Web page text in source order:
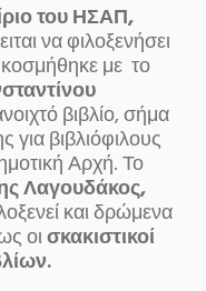
του ΗΣΑΠ,
να φιλοξενήσει
με το
βιβλίο, σήμα
για βιβλιόφιλους
Αρχή. Το
Λαγουδάκος,
και δρώμενα
οισκακιστικοί